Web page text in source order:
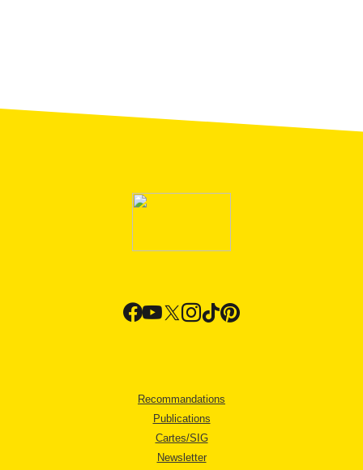
Recommandations
Publications
Cartes/SIG
Newsletter